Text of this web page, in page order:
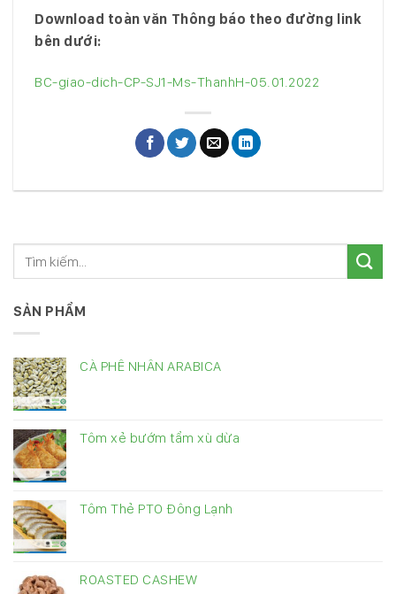
Download toàn văn Thông báo theo đường link
bên dưới:
BC-giao-dich-CP-SJ1-Ms-ThanhH-05.01.2022
SẢN PHẨM
CÀ PHÊ NHÂN ARABICA
Tôm xẻ bướm tẩm xù dừa
Tôm Thẻ PTO Đông Lạnh
ROASTED CASHEW